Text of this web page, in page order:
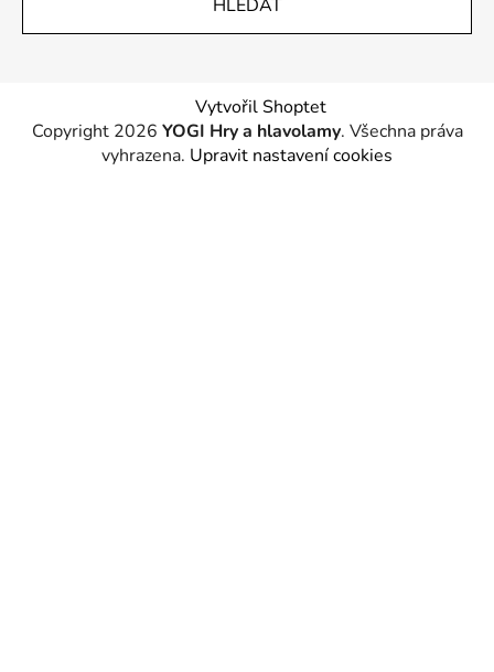
HLEDAT
Vytvořil Shoptet
Copyright 2026 YOGI Hry a hlavolamy. Všechna práva
vyhrazena. Upravit nastavení cookies